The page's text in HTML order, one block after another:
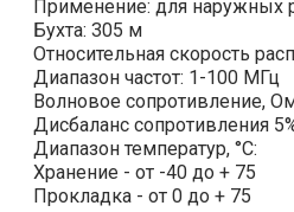
Применение: для наружных
Бухта: 305 м
Относительная скорость
Диапазон частот: 1-100 МГц
Волновое сопротивление,
Дисбаланс сопротивления
Диапазон температур, °С:
Хранение - от -40 до + 75
Прокладка - от 0 до + 75